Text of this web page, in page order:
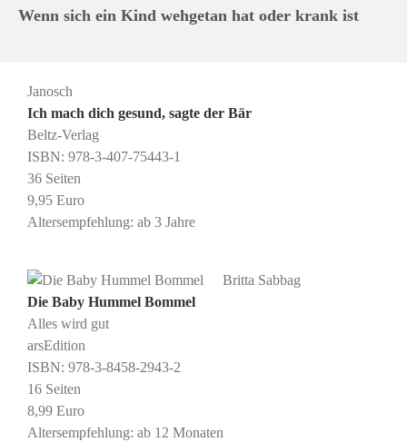
Wenn sich ein Kind wehgetan hat oder krank ist
Janosch
Ich mach dich gesund, sagte der Bär
Beltz-Verlag
ISBN: 978-3-407-75443-1
36 Seiten
9,95 Euro
Altersempfehlung: ab 3 Jahre
Britta Sabbag
Die Baby Hummel Bommel
Alles wird gut
arsEdition
ISBN: 978-3-8458-2943-2
16 Seiten
8,99 Euro
Altersempfehlung: ab 12 Monaten